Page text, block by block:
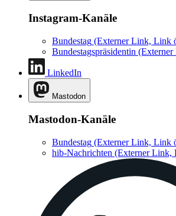
Instagram-Kanäle
Bundestag (Externer Link, Link
Bundestagspräsidentin (Externer
LinkedIn
Mastodon
Mastodon-Kanäle
Bundestag (Externer Link, Link
hib-Nachrichten (Externer Link,